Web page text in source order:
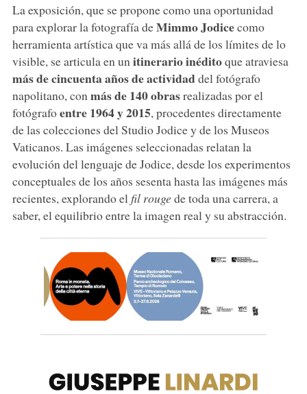
La exposición, que se propone como una oportunidad
para explorar la fotografía deMimmo Jodicecomo
herramienta artística que va más allá de los límites de lo
visible, se articula en unitinerario inéditoque atraviesa
más de cincuenta años de actividaddel fotógrafo
napolitano, conmás de 140 obrasrealizadas por el
fotógrafoentre 1964 y 2015, procedentes directamente
de las colecciones del Studio Jodice y de los Museos
Vaticanos. Las imágenes seleccionadas relatan la
evolución del lenguaje de Jodice, desde los experimentos
conceptuales de los años sesenta hasta las imágenes más
recientes, explorando el fil rougede toda una carrera, a
saber, el equilibrio entre la imagen real y su abstracción.